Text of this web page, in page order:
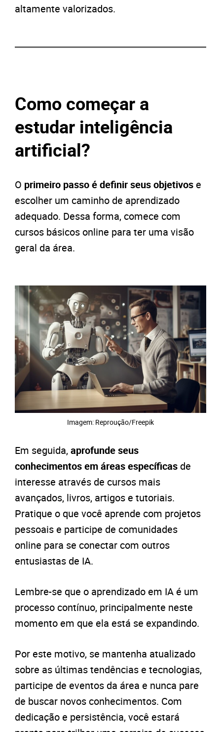
altamente valorizados.
Como começar a
estudar inteligência
artificial?
O primeiro passo é definir seus objetivos e
escolher um caminho de aprendizado
adequado. Dessa forma, comece com
cursos básicos online para ter uma visão
geral da área.
Imagem: Reproução/Freepik
Em seguida, aprofunde seus
conhecimentos em áreas específicas de
interesse através de cursos mais
avançados, livros, artigos e tutoriais.
Pratique o que você aprende com projetos
pessoais e participe de comunidades
online para se conectar com outros
entusiastas de IA.
Lembre-se que o aprendizado em IA é um
processo contínuo, principalmente neste
momento em que ela está se expandindo.
Por este motivo, se mantenha atualizado
sobre as últimas tendências e tecnologias,
participe de eventos da área e nunca pare
de buscar novos conhecimentos. Com
dedicação e persistência, você estará